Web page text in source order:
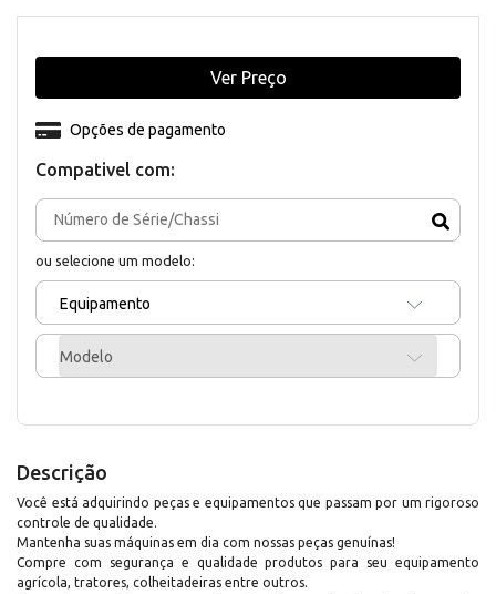
Compativel com:
ou selecione um modelo:
Equipamento
Modelo
Opções de pagamento
Ver Preço
Descrição
Você está adquirindo peças e equipamentos que passam por um rigoroso
controle de qualidade.
Mantenha suas máquinas em dia com nossas peças genuínas!
Compre com segurança e qualidade produtos para seu equipamento
agrícola, tratores, colheitadeiras entre outros.